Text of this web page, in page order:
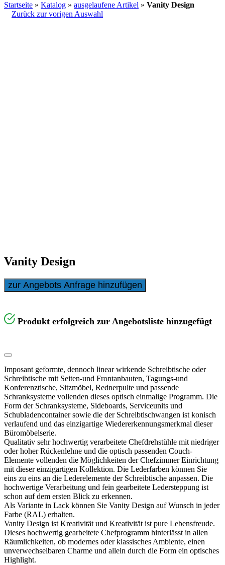
Startseite » Katalog » ausgelaufene Artikel » Vanity Design
Zurück zur vorigen Auswahl
Vanity Design
zur Angebots Anfrage hinzufügen
Produkt erfolgreich zur Angebotsliste hinzugefügt
Imposant geformte, dennoch linear wirkende Schreibtische oder
Schreibtische mit Seiten-und Frontanbauten, Tagungs-und
Konferenztische, Sitzmöbel, Rednerpulte und passende
Schranksysteme vollenden dieses optisch einmalige Programm. Die
Form der Schranksysteme, Sideboards, Serviceunits und
Schubladencontainer sowie die der Schreibtischwangen ist konisch
verlaufend und das einzigartige Wiedererkennungsmerkmal dieser
Büromöbelserie.
Qualitativ sehr hochwertig verarbeitete Chefdrehstühle mit niedriger
oder hoher Rückenlehne und die optisch passenden Couch-
Elemente vollenden die Möglichkeiten der Chefzimmer Einrichtung
mit dieser einzigartigen Kollektion. Die Lederfarben können Sie
eins zu eins an die Lederelemente der Schreibtische anpassen. Die
hochwertige Verarbeitung und fein gearbeitete Ledersteppung ist
schon auf dem ersten Blick zu erkennen.
Als Variante in Lack können Sie Vanity Design auf Wunsch in jeder
Farbe (RAL) erhalten.
Vanity Design ist Kreativität und Kreativität ist pure Lebensfreude.
Dieses hochwertig gearbeitete Chefprogramm hinterlässt in allen
Räumlichkeiten, ob modernes oder klassisches Ambiente, einen
unverwechselbaren Charme und allein durch die Form ein optisches
Highlight.